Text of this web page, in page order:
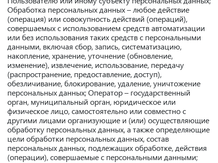
Обработка персональных данных – любое действие
(операция) или совокупность действий (операций),
совершаемых с использованием средств автоматизации
или без использования таких средств с персональными
данными, включая сбор, запись, систематизацию,
накопление, хранение, уточнение (обновление,
изменение), извлечение, использование, передачу
(распространение, предоставление, доступ),
обезличивание, блокирование, удаление, уничтожение
персональных данных; Оператор – государственный
орган, муниципальный орган, юридическое или
физическое лицо, самостоятельно или совместно с
другими лицами организующие и (или) осуществляющие
обработку персональных данных, а также определяющие
цели обработки персональных данных, состав
персональных данных, подлежащих обработке, действия
(операции), совершаемые с персональными данными;